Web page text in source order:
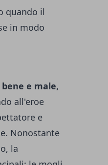
quando il
in modo
e male,
all'eroe
e
Nonostante
la